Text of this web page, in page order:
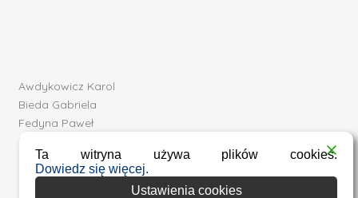
Awdykowicz Karol
Bieda Gabriela
Fedyna Paweł
Kania Natalia
Korfanty Martyna
Kozień Natalia
Ta witryna używa plików cookies.
Dowiedz się więcej.
Ustawienia cookies